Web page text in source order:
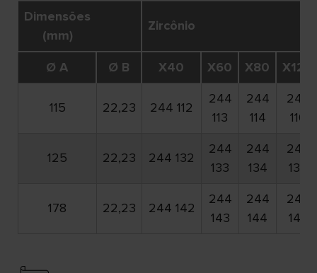
Dimensões
(mm)
Zircônio
Ø A Ø B X40 X60 X80 X120
115 22,23 244 112
244
113
244
114
244
116
125 22,23 244 132
244
133
244
134
244
136
178 22,23 244 142
244
143
244
144
244
146